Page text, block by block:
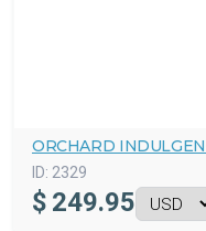
ORCHARD
ID: 2329
$ 249.95